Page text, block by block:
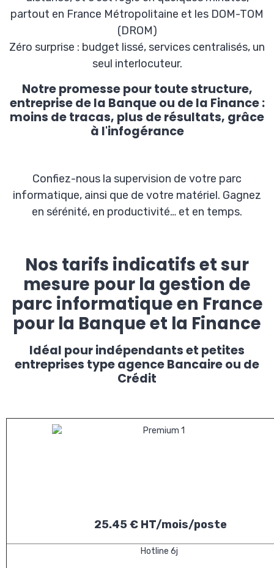
partout en France Métropolitaine et les DOM-TOM
(DROM)
Zéro surprise : budget lissé, services centralisés, un
seul interlocuteur.
Notre promesse pour toute structure,
entreprise de la Banque ou de la Finance :
moins de tracas, plus de résultats, grâce
à l'infogérance
Confiez-nous la supervision de votre parc
informatique, ainsi que de votre matériel. Gagnez
en sérénité, en productivité… et en temps.
Nos tarifs indicatifs et sur
mesure pour la gestion de
parc informatique en France
pour la Banque et la Finance
Idéal pour indépendants et petites
entreprises type agence Bancaire ou de
Crédit
25.45 € HT/mois/poste
Hotline 6j